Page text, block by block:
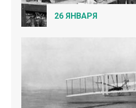
26 ЯНВАРЯ